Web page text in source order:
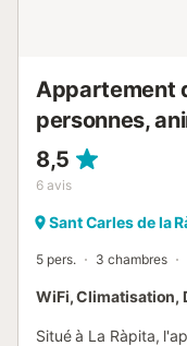
Appartement
personnes,
8,5
6 avis
Sant Carles de la
5 pers. 3 chambres
WiFi, Climatisation,
Situé à La Ràpita,